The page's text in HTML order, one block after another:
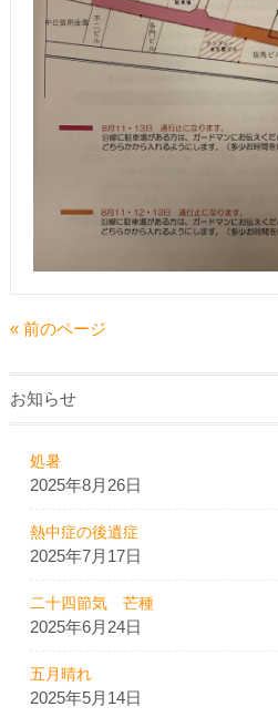
« 前のページ
お知らせ
処暑
2025年8月26日
熱中症の後遺症
2025年7月17日
二十四節気 芒種
2025年6月24日
五月晴れ
2025年5月14日